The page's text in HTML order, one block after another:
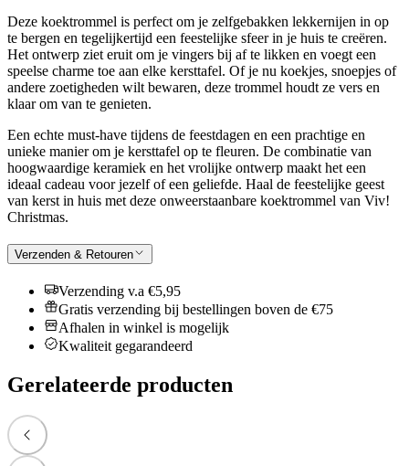
Deze koektrommel is perfect om je zelfgebakken lekkernijen in op
te bergen en tegelijkertijd een feestelijke sfeer in je huis te creëren.
Het ontwerp ziet eruit om je vingers bij af te likken en voegt een
speelse charme toe aan elke kersttafel. Of je nu koekjes, snoepjes of
andere zoetigheden wilt bewaren, deze trommel houdt ze vers en
klaar om van te genieten.
Een echte must-have tijdens de feestdagen en een prachtige en
unieke manier om je kersttafel op te fleuren. De combinatie van
hoogwaardige keramiek en het vrolijke ontwerp maakt het een
ideaal cadeau voor jezelf of een geliefde. Haal de feestelijke geest
van kerst in huis met deze onweerstaanbare koektrommel van Viv!
Christmas.
Verzenden & Retouren
Verzending v.a €5,95
Gratis verzending bij bestellingen boven de €75
Afhalen in winkel is mogelijk
Kwaliteit gegarandeerd
Gerelateerde producten